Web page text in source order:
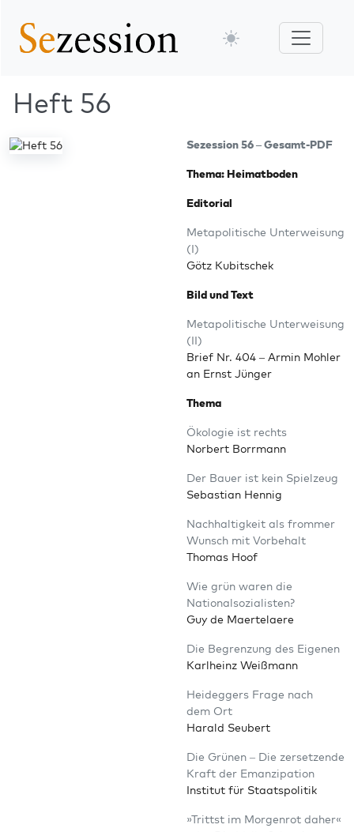
Heft 56
Sezes­si­on 56 – Gesamt-PDF
The­ma: Heimatboden
Edi­to­ri­al
Meta­po­li­ti­sche Unter­wei­sung
(I)
Götz Kubitschek
Bild und Text
Meta­po­li­ti­sche Unter­wei­sung
(II)
Brief Nr. 404 – Armin Moh­ler
an Ernst Jünger
The­ma
Öko­lo­gie ist rechts
Nor­bert Borrmann
Der Bau­er ist kein Spielzeug
Sebas­ti­an Hennig
Nach­hal­tig­keit als from­mer
Wunsch mit Vorbehalt
Tho­mas Hoof
Wie grün waren die
Nationalsozialisten?
Guy de Maertelaere
Die Begren­zung des Eigenen
Karl­heinz Weißmann
Heid­eg­gers Fra­ge nach
dem Ort
Harald Seubert
Die Grü­nen – Die zer­set­zen­de
Kraft der Emanzipation
Insti­tut für Staatspolitik
»Trittst im Mor­gen­rot daher«